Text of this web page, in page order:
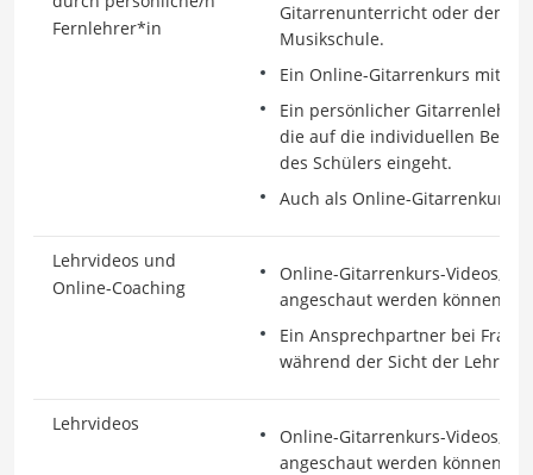
Fernlehrer*in
Gitarrenunterricht oder dem
Musikschule.
Ein Online-Gitarrenkurs mit
Ein persönlicher
die auf die individuellen
des Schülers eingeht.
Auch als Online-Gitarrenkurs
Lehrvideos und
Online-Coaching
Online-Gitarrenkurs-Videos,
angeschaut werden können.
Ein Ansprechpartner bei
während der Sicht der
Lehrvideos
Online-Gitarrenkurs-Videos,
angeschaut werden können.